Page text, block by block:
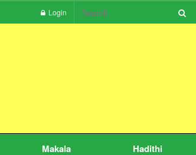
Login
Makala Hadithi